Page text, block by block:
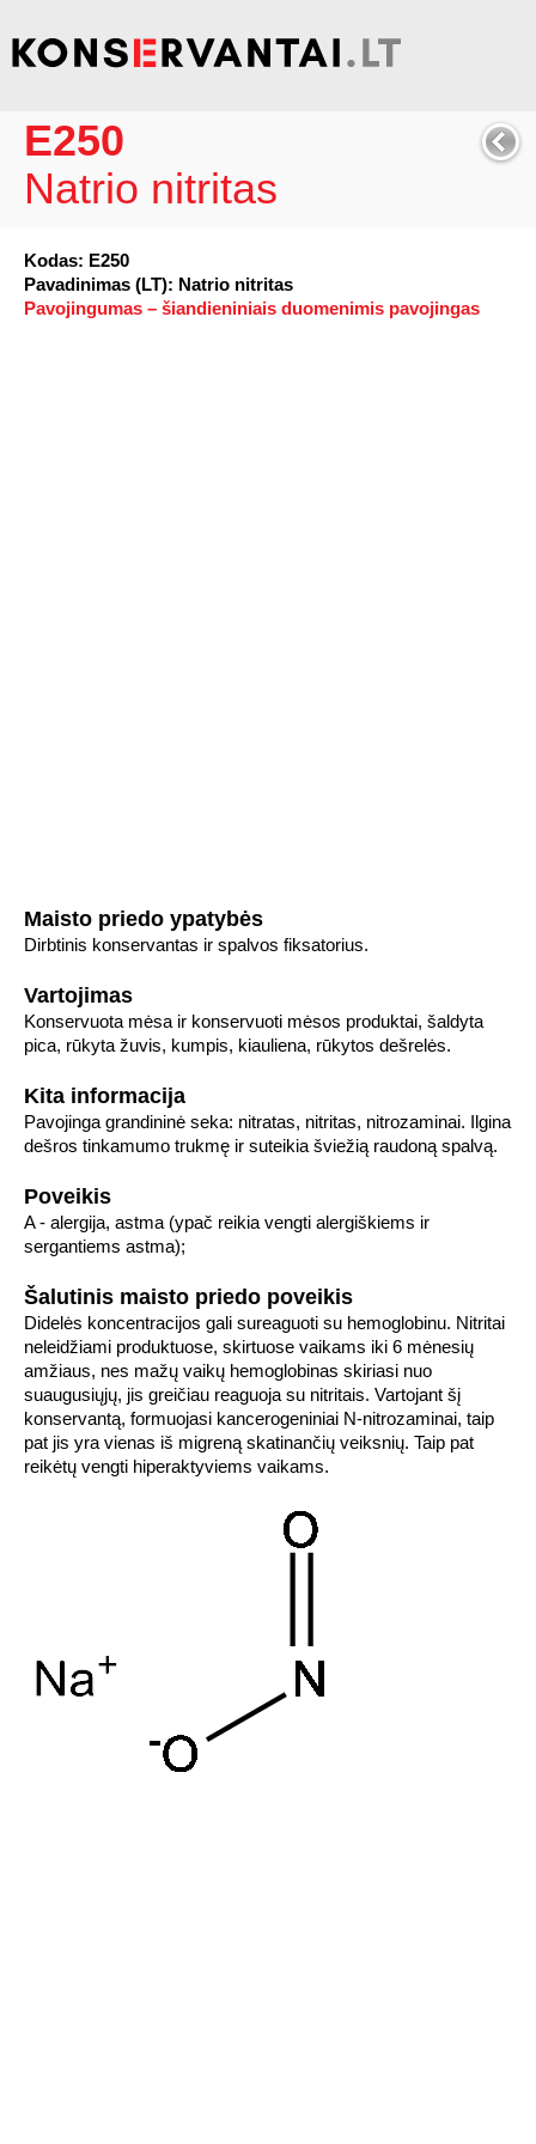
E250
Natrio nitritas
Kodas: E250
Pavadinimas (LT): Natrio nitritas
Pavojingumas – šiandieniniais duomenimis pavojingas
Maisto priedo ypatybės
Dirbtinis konservantas ir spalvos fiksatorius.
Vartojimas
Konservuota mėsa ir konservuoti mėsos produktai, šaldyta
pica, rūkyta žuvis, kumpis, kiauliena, rūkytos dešrelės.
Kita informacija
Pavojinga grandininė seka: nitratas, nitritas, nitrozaminai. Ilgina
dešros tinkamumo trukmę ir suteikia šviežią raudoną spalvą.
Poveikis
A - alergija, astma (ypač reikia vengti alergiškiems ir
sergantiems astma);
Šalutinis maisto priedo poveikis
Didelės koncentracijos gali sureaguoti su hemoglobinu. Nitritai
neleidžiami produktuose, skirtuose vaikams iki 6 mėnesių
amžiaus, nes mažų vaikų hemoglobinas skiriasi nuo
suaugusiųjų, jis greičiau reaguoja su nitritais. Vartojant šį
konservantą, formuojasi kancerogeniniai N-nitrozaminai, taip
pat jis yra vienas iš migreną skatinančių veiksnių. Taip pat
reikėtų vengti hiperaktyviems vaikams.